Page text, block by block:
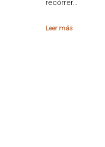
recórrer…
Leer más